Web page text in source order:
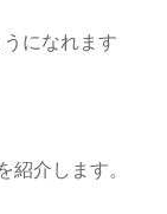
になれます
紹介します。